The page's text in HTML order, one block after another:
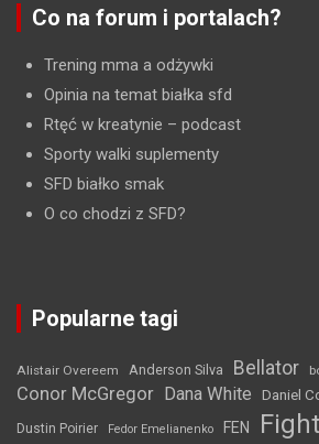
Co na forum i portalach?
Trening mma a odżywki
Opinia na temat białka sfd
Rtęć w kreatynie – podcast
Sporty walki suplementy
SFD białko smak
O co chodzi z SFD?
Popularne tagi
Alistair Overeem Anderson Silva Bellator
Conor McGregor Dana White Daniel
Dustin Poirier Fedor Emelianenko FEN